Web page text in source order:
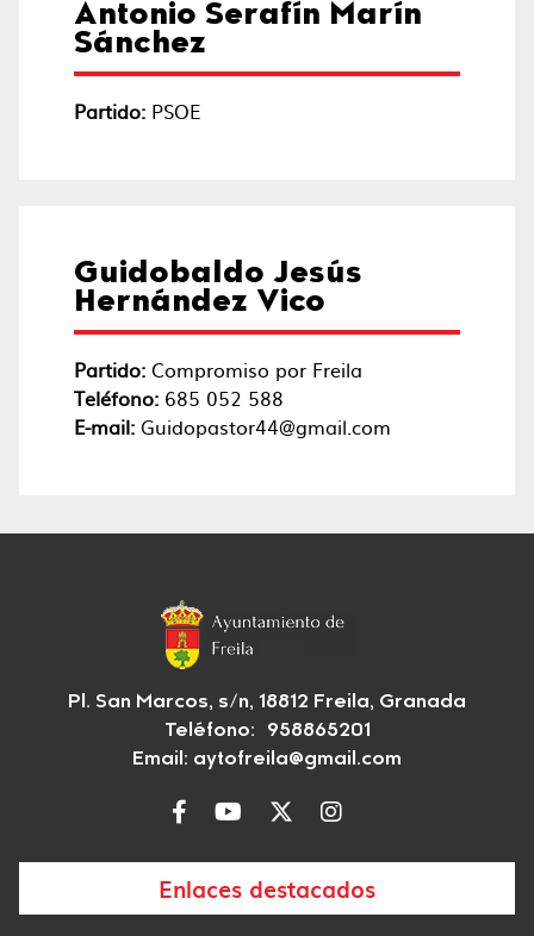
Antonio Serafín Marín
Sánchez
Partido: PSOE
Guidobaldo Jesús
Hernández Vico
Partido: Compromiso por Freila
Teléfono: 685 052 588
E-mail: Guidopastor44@gmail.com
Pl. San Marcos, s/n, 18812 Freila, Granada
Teléfono: 958865201
Email: aytofreila@gmail.com
Enlaces destacados